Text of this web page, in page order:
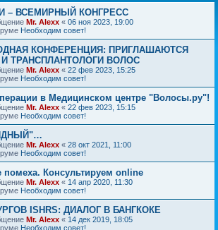
– ВСЕМИРНЫЙ КОНГРЕСС
Mr. Alexx « 06 ноя 2023, 19:00
Необходим совет!
КОНФЕРЕНЦИЯ: ПРИГЛАШАЮТСЯ
ТРАНСПЛАНТОЛОГИ ВОЛОС
Mr. Alexx « 22 фев 2023, 15:25
Необходим совет!
в Медицинском центре "Волосы.ру"!
Mr. Alexx « 22 фев 2023, 15:15
Необходим совет!
Mr. Alexx « 28 окт 2021, 11:00
Необходим совет!
помеха. Консультируем online
Mr. Alexx « 14 апр 2020, 11:30
Необходим совет!
ISHRS: ДИАЛОГ В БАНГКОКЕ
Mr. Alexx « 14 дек 2019, 18:05
Необходим совет!